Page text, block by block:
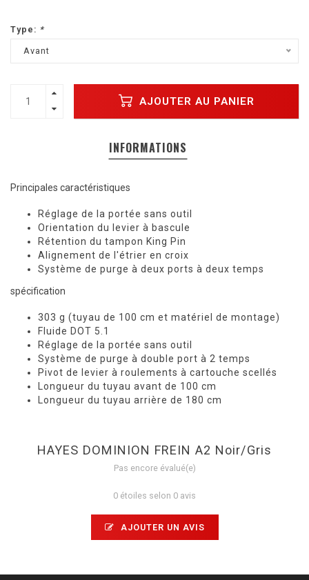
Type: *
Avant
AJOUTER AU PANIER
INFORMATIONS
Principales caractéristiques
Réglage de la portée sans outil
Orientation du levier à bascule
Rétention du tampon King Pin
Alignement de l'étrier en croix
Système de purge à deux ports à deux temps
spécification
303 g (tuyau de 100 cm et matériel de montage)
Fluide DOT 5.1
Réglage de la portée sans outil
Système de purge à double port à 2 temps
Pivot de levier à roulements à cartouche scellés
Longueur du tuyau avant de 100 cm
Longueur du tuyau arrière de 180 cm
HAYES DOMINION FREIN A2 Noir/Gris
Pas encore évalué(e)
0 étoiles selon 0 avis
AJOUTER UN AVIS